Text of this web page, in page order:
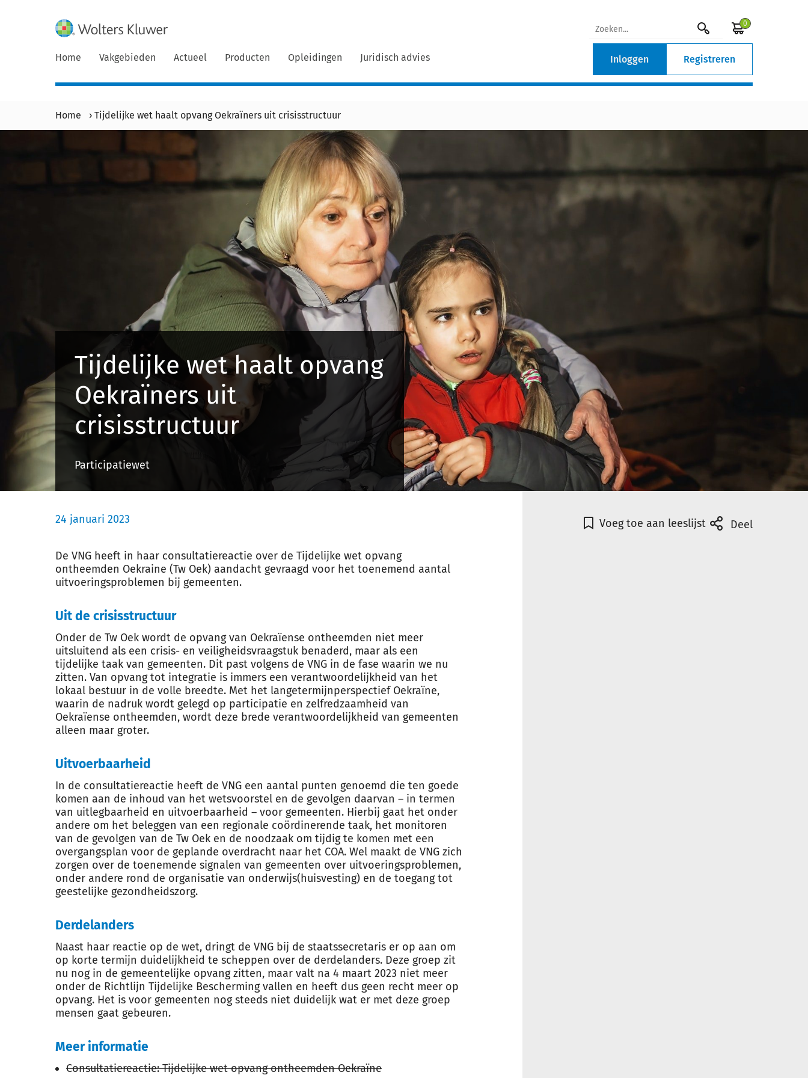
0
Home Vakgebieden Actueel Producten Opleidingen Juridisch advies Inloggen Registreren
Home › Tijdelijke wet haalt opvang Oekraïners uit crisisstructuur
Tijdelijke wet haalt opvang
Oekraïners uit
crisisstructuur
Participatiewet
24 januari 2023
De VNG heeft in haar consultatiereactie over de Tijdelijke wet opvang
ontheemden Oekraine (Tw Oek) aandacht gevraagd voor het toenemend aantal
uitvoeringsproblemen bij gemeenten.
Uit de crisisstructuur
Onder de Tw Oek wordt de opvang van Oekraïense ontheemden niet meer
uitsluitend als een crisis- en veiligheidsvraagstuk benaderd, maar als een
tijdelijke taak van gemeenten. Dit past volgens de VNG in de fase waarin we nu
zitten. Van opvang tot integratie is immers een verantwoordelijkheid van het
lokaal bestuur in de volle breedte. Met het langetermijnperspectief Oekraïne,
waarin de nadruk wordt gelegd op participatie en zelfredzaamheid van
Oekraïense ontheemden, wordt deze brede verantwoordelijkheid van gemeenten
alleen maar groter.
Uitvoerbaarheid
In de consultatiereactie heeft de VNG een aantal punten genoemd die ten goede
komen aan de inhoud van het wetsvoorstel en de gevolgen daarvan – in termen
van uitlegbaarheid en uitvoerbaarheid – voor gemeenten. Hierbij gaat het onder
andere om het beleggen van een regionale coördinerende taak, het monitoren
van de gevolgen van de Tw Oek en de noodzaak om tijdig te komen met een
overgangsplan voor de geplande overdracht naar het COA. Wel maakt de VNG zich
zorgen over de toenemende signalen van gemeenten over uitvoeringsproblemen,
onder andere rond de organisatie van onderwijs(huisvesting) en de toegang tot
geestelijke gezondheidszorg.
Derdelanders
Naast haar reactie op de wet, dringt de VNG bij de staatssecretaris er op aan om
op korte termijn duidelijkheid te scheppen over de derdelanders. Deze groep zit
nu nog in de gemeentelijke opvang zitten, maar valt na 4 maart 2023 niet meer
onder de Richtlijn Tijdelijke Bescherming vallen en heeft dus geen recht meer op
opvang. Het is voor gemeenten nog steeds niet duidelijk wat er met deze groep
mensen gaat gebeuren.
Meer informatie
Consultatiereactie: Tijdelijke wet opvang ontheemden Oekraïne
Voeg toe aan leeslijst Deel